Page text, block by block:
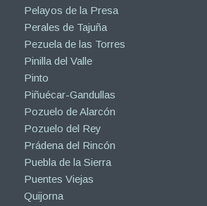
Pelayos de la Presa
Perales de Tajuña
Pezuela de las Torres
Pinilla del Valle
Pinto
Piñuécar-Gandullas
Pozuelo de Alarcón
Pozuelo del Rey
Prádena del Rincón
Puebla de la Sierra
Puentes Viejas
Quijorna